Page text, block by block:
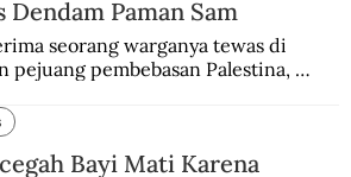
Dendam Paman Sam
seorang warganya tewas di
pejuang pembebasan Palestina,
Bayi Mati Karena